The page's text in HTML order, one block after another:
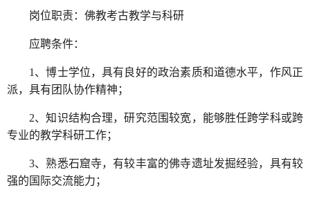
岗位职责：佛教考古教学与科研
应聘条件：
1、博士学位，具有良好的政治素质和道德水平，作风正
派，具有团队协作精神；
2、知识结构合理，研究范围较宽，能够胜任跨学科或跨
专业的教学科研工作；
3、熟悉石窟寺，有较丰富的佛寺遗址发掘经验，具有较
强的国际交流能力；